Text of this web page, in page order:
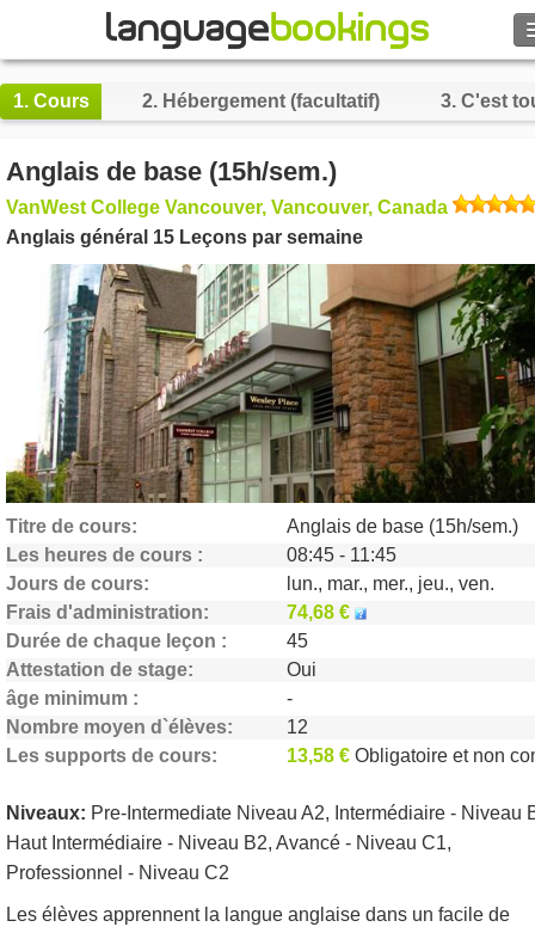
PARCOURIR
Se connecter
Aide
Monnaie €
Langue
1. Cours 2. Hébergement (facultatif) 3. C'est
Anglais de base (15h/sem.)
VanWest College Vancouver, Vancouver, Canada
Anglais général 15 Leçons par semaine
Titre de cours
Anglais de base (15h/sem.)
Les heures de cours
08:45 - 11:45
Jours de cours
lun., mar., mer., jeu., ven.
Frais d'administration
74,68 €
Durée de chaque leçon
45
Attestation de stage
Oui
âge minimum
-
Nombre moyen d`élèves
12
Les supports de cours
13,58 € Obligatoire et non
Niveaux: Pre-Intermediate Niveau A2, Intermédiaire - Niveau
Haut Intermédiaire - Niveau B2, Avancé - Niveau C1,
Professionnel - Niveau C2
Les élèves apprennent la langue anglaise dans un facile de